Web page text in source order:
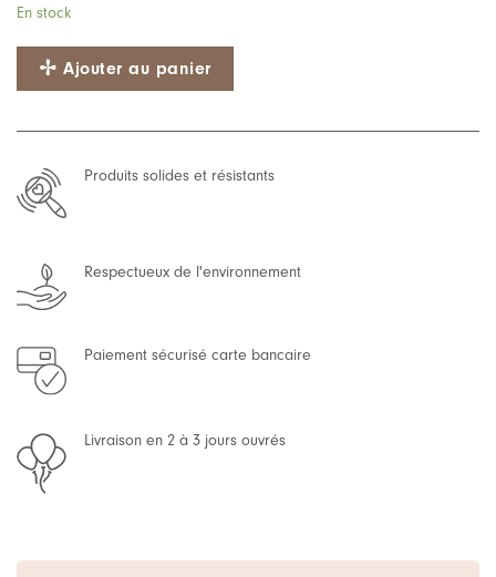
En stock
Ajouter au panier
Produits solides et résistants
Respectueux de l'environnement
Paiement sécurisé carte bancaire
Livraison en 2 à 3 jours ouvrés